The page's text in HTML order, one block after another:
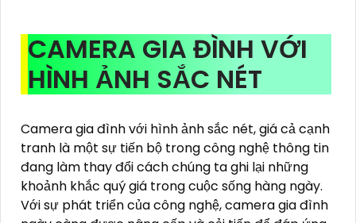
CAMERA GIA ĐÌNH VỚI
HÌNH ẢNH SẮC NÉT
Camera gia đình với hình ảnh sắc nét, giá cả cạnh
tranh là một sự tiến bộ trong công nghệ thông tin
đang làm thay đổi cách chúng ta ghi lại những
khoảnh khắc quý giá trong cuộc sống hàng ngày.
Với sự phát triển của công nghệ, camera gia đình